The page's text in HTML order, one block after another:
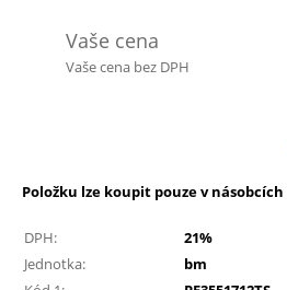
Vaše cena
Vaše cena bez DPH
Položku lze koupit pouze v násobcích
DPH:
21%
Jednotka:
bm